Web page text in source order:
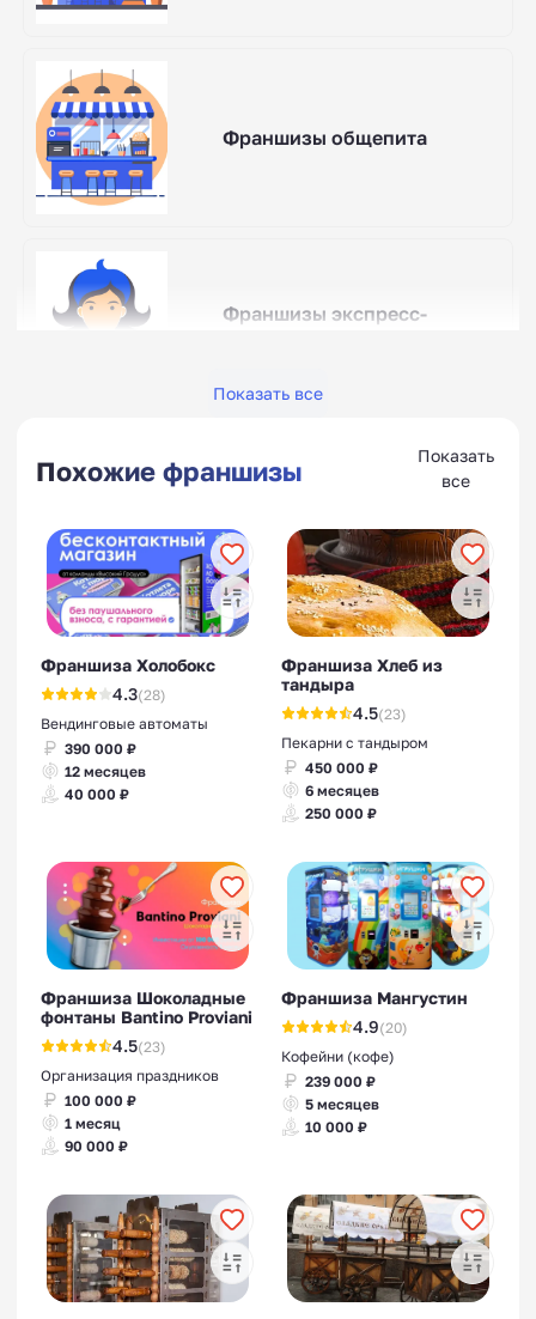
Франшизы общепита
Франшизы экспресс-
Франшизы детских кафе с
игровой комнатой
Франшизы фастфуда
(быстрое питание)
Показать все
Похожие франшизы
Показать
все
Франшиза Холобокс
4.3(28)
Вендинговые автоматы
390 000 ₽
12 месяцев
40 000 ₽
Франшиза Хлеб из
тандыра
4.5(23)
Пекарни с тандыром
450 000 ₽
6 месяцев
250 000 ₽
Франшиза Шоколадные
фонтаны Bantino Proviani
4.5(23)
Организация праздников
100 000 ₽
1 месяц
90 000 ₽
Франшиза Мангустин
4.9(20)
Кофейни (кофе)
239 000 ₽
5 месяцев
10 000 ₽